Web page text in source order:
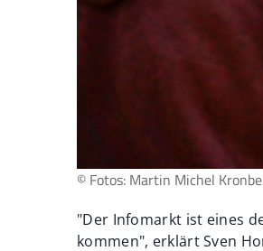
© Fotos: Martin Michel
"Der Infomarkt ist eines
kommen", erklärt Sven